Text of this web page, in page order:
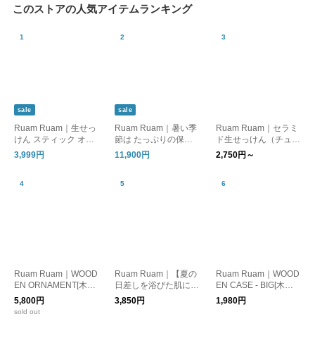
このストアの人気アイテムランキング
sale
Ruam Ruam｜生せっ
けん スティック オリ
ジナル 2本セット｜su
stainable outlet
3,999円
sale
Ruam Ruam｜暑い季
節は たっぷりの保湿
を、簡単に。オールイ
ンワン美容乳液｜SU
11,900円
Ruam Ruam｜セラミ
ド生せっけん（チュー
ブ）
2,750円～
Ruam Ruam｜WOOD
EN ORNAMENT[木彫
りの置物]｜ウッドオ
ーナメント
5,800円
sold out
Ruam Ruam｜【夏の
日差しを浴びた肌に】
生せっけん スティッ
ク
3,850円
Ruam Ruam｜WOOD
EN CASE - BIG[木製
小物入れ(大)]
1,980円